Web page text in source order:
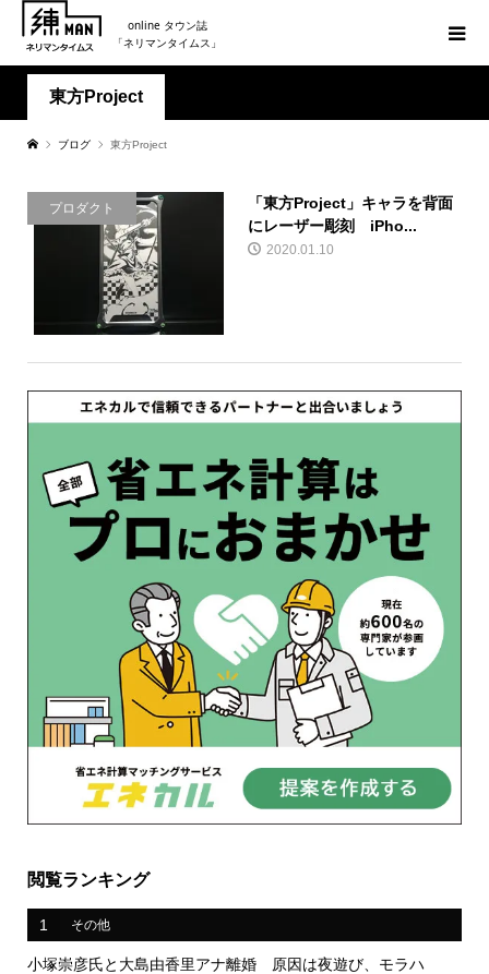
online タウン誌
「ネリマンタイムス」
東方Project
ブログ 東方Project
プロダクト
「東方Project」キャラを背面
にレーザー彫刻 iPho...
2020.01.10
閲覧ランキング
1 その他
小塚崇彦氏と大島由香里アナ離婚 原因は夜遊び、モラハ